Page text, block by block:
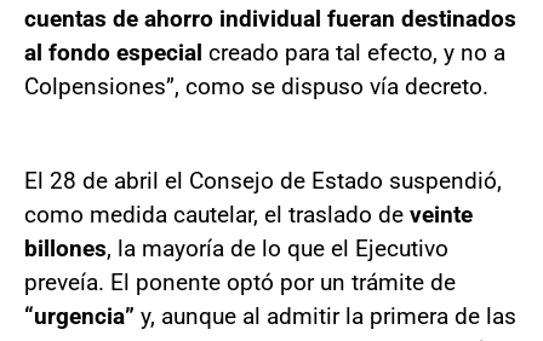
cuentas de ahorro individual fueran destinados
al fondo especial creado para tal efecto, y no a
Colpensiones”, como se dispuso vía decreto.
El 28 de abril el Consejo de Estado suspendió,
como medida cautelar, el traslado de veinte
billones, la mayoría de lo que el Ejecutivo
preveía. El ponente optó por un trámite de
“urgencia” y, aunque al admitir la primera de las